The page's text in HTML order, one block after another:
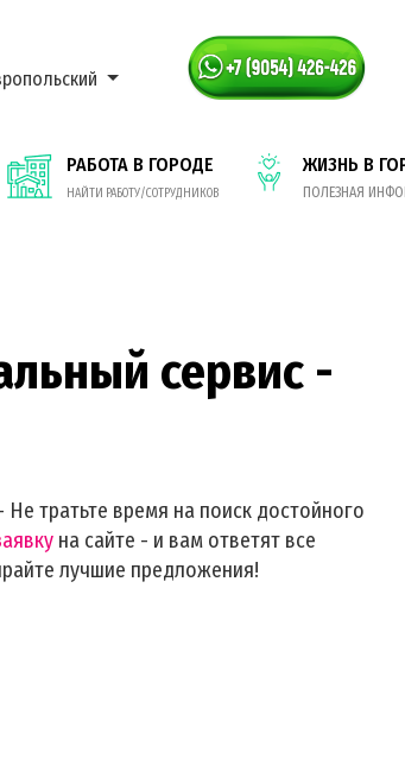
РАБОТА В ГОРОДЕ
НАЙТИ РАБОТУ/СОТРУДНИКОВ
ЖИЗНЬ В
ПОЛЕЗНАЯ
сервис -
тратьте время на поиск достойного
на сайте - и вам ответят все
лучшие предложения!